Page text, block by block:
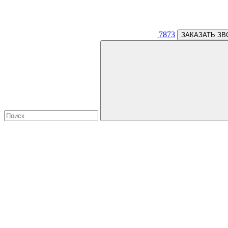
7873 ЗАКАЗАТЬ